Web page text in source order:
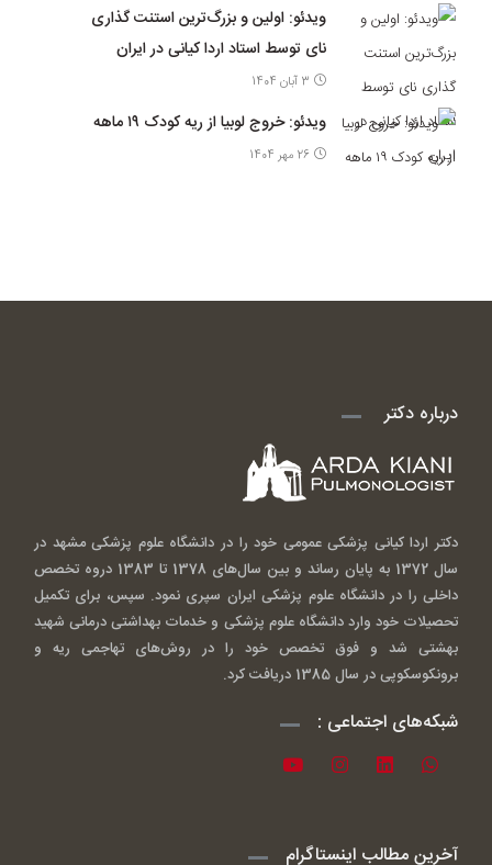
ویدئو: اولین و بزرگ‌ترین استنت گذاری
نای توسط استاد اردا کیانی در ایران
3 آبان 1404
ویدئو: خروج لوبیا از ریه کودک ۱۹ ماهه
26 مهر 1404
درباره دکتر
دکتر اردا کیانی پزشکی عمومی خود را در دانشگاه علوم پزشکی مشهد در
سال 1372 به پایان رساند و بین سال‌های 1378 تا 1383 دروه تخصص
داخلی را در دانشگاه علوم پزشکی ایران سپری نمود. سپس، برای تکمیل
تحصیلات خود وارد دانشگاه علوم پزشکی و خدمات بهداشتی درمانی شهید
بهشتی شد و فوق تخصص خود را در روش‌های تهاجمی ریه و
برونکوسکوپی در سال 1385 دریافت کرد.
شبکه‌های اجتماعی :
آخرین مطالب اینستاگرام